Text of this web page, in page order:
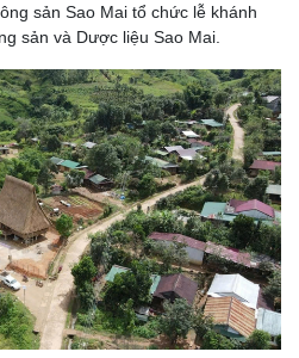
sản Sao Mai tổ chức lễ khánh
sản và Dược liệu Sao Mai.